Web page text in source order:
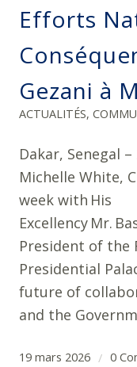
Efforts
Gezani à
ACTUALITÉS,
Dakar, Senegal
Michelle White,
week with His
Excellency Mr.
President of the
Presidential
future of
and the
19 mars 2026 / 0